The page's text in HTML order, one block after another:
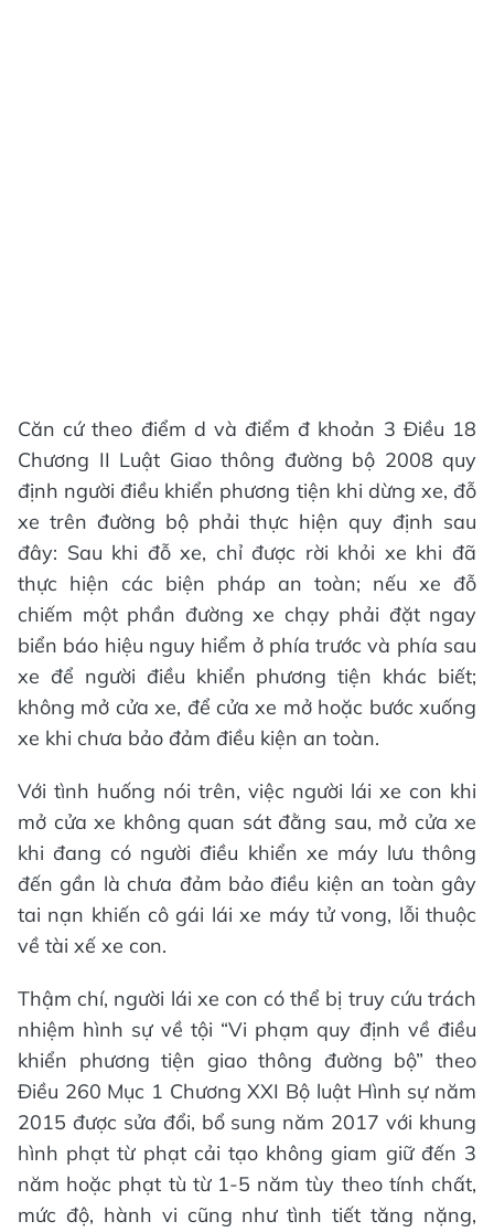
Căn cứ theo điểm d và điểm đ khoản 3 Điều 18
Chương II Luật Giao thông đường bộ 2008 quy
định người điều khiển phương tiện khi dừng xe, đỗ
xe trên đường bộ phải thực hiện quy định sau
đây: Sau khi đỗ xe, chỉ được rời khỏi xe khi đã
thực hiện các biện pháp an toàn; nếu xe đỗ
chiếm một phần đường xe chạy phải đặt ngay
biển báo hiệu nguy hiểm ở phía trước và phía sau
xe để người điều khiển phương tiện khác biết;
không mở cửa xe, để cửa xe mở hoặc bước xuống
xe khi chưa bảo đảm điều kiện an toàn.
Với tình huống nói trên, việc người lái xe con khi
mở cửa xe không quan sát đằng sau, mở cửa xe
khi đang có người điều khiển xe máy lưu thông
đến gần là chưa đảm bảo điều kiện an toàn gây
tai nạn khiến cô gái lái xe máy tử vong, lỗi thuộc
về tài xế xe con.
Thậm chí, người lái xe con có thể bị truy cứu trách
nhiệm hình sự về tội “Vi phạm quy định về điều
khiển phương tiện giao thông đường bộ” theo
Điều 260 Mục 1 Chương XXI Bộ luật Hình sự năm
2015 được sửa đổi, bổ sung năm 2017 với khung
hình phạt từ phạt cải tạo không giam giữ đến 3
năm hoặc phạt tù từ 1-5 năm tùy theo tính chất,
mức độ, hành vi cũng như tình tiết tăng nặng,